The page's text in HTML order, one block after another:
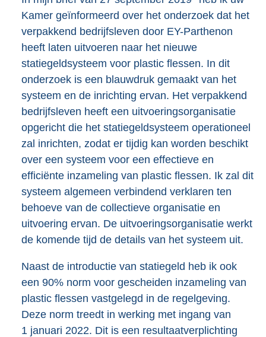
Kamer geïnformeerd over het onderzoek dat het
verpakkend bedrijfsleven door EY-Parthenon
heeft laten uitvoeren naar het nieuwe
statiegeldsysteem voor plastic flessen. In dit
onderzoek is een blauwdruk gemaakt van het
systeem en de inrichting ervan. Het verpakkend
bedrijfsleven heeft een uitvoeringsorganisatie
opgericht die het statiegeldsysteem operationeel
zal inrichten, zodat er tijdig kan worden beschikt
over een systeem voor een effectieve en
efficiënte inzameling van plastic flessen. Ik zal dit
systeem algemeen verbindend verklaren ten
behoeve van de collectieve organisatie en
uitvoering ervan. De uitvoeringsorganisatie werkt
de komende tijd de details van het systeem uit.
Naast de introductie van statiegeld heb ik ook
een 90% norm voor gescheiden inzameling van
plastic flessen vastgelegd in de regelgeving.
Deze norm treedt in werking met ingang van
1 januari 2022. Dit is een resultaatverplichting